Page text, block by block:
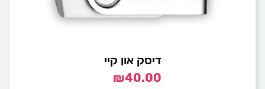
דיסק און קיי
₪40.00